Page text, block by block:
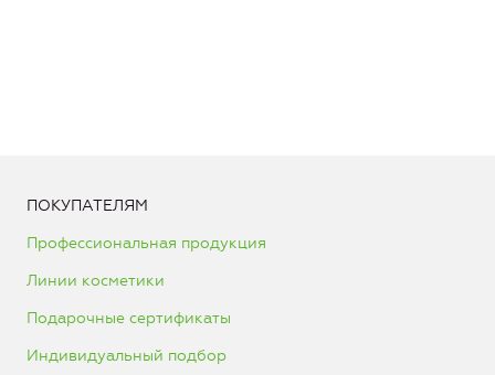
ПОКУПАТЕЛЯМ
Профессиональная продукция
Линии косметики
Подарочные сертификаты
Индивидуальный подбор